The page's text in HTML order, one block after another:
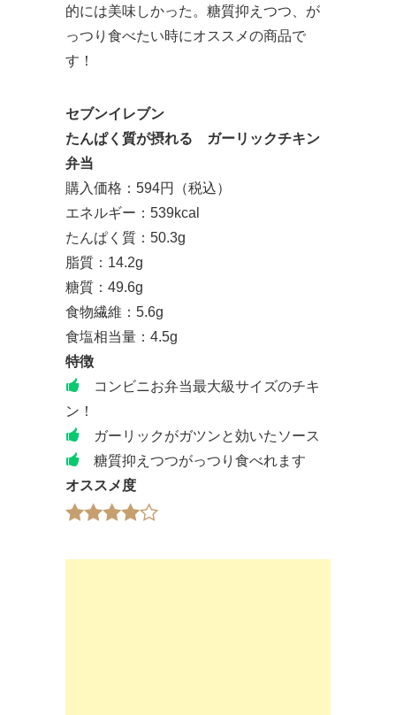
的には美味しかった。糖質抑えつつ、が
っつり食べたい時にオススメの商品で
す！
セブンイレブン
たんぱく質が摂れる ガーリックチキン
弁当
購入価格：594円（税込）
エネルギー：539kcal
たんぱく質：50.3g
脂質：14.2g
糖質：49.6g
食物繊維：5.6g
食塩相当量：4.5g
特徴
コンビニお弁当最大級サイズのチキ
ン！
ガーリックがガツンと効いたソース
糖質抑えつつがっつり食べれます
オススメ度